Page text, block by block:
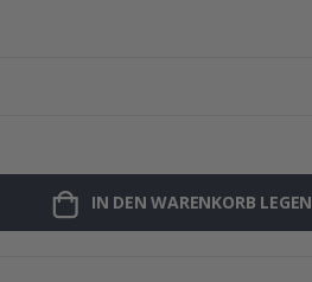
IN DEN WARENKORB LEGEN